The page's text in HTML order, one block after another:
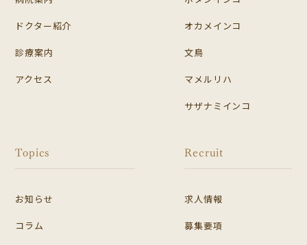
ドクター紹介
診療案内
アクセス
オカメインコ
文鳥
マメルリハ
サザナミインコ
Topics
お知らせ
コラム
Recruit
求人情報
募集要項